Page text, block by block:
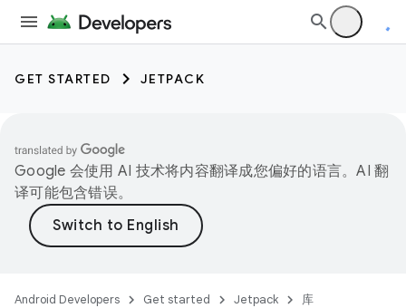
GET STARTED JETPACK
Google 会使用 AI 技术将内容翻译成您偏好的语言。AI 翻
译可能包含错误。
Android Developers Get started Jetpack 库